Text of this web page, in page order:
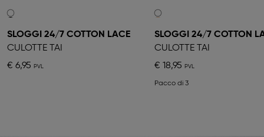
SLOGGI 24/7 COTTON LACE
CULOTTE TAI
€ 6,95
SLOGGI 24/7 COTTON
CULOTTE TAI
€ 18,95
Pacco di 3